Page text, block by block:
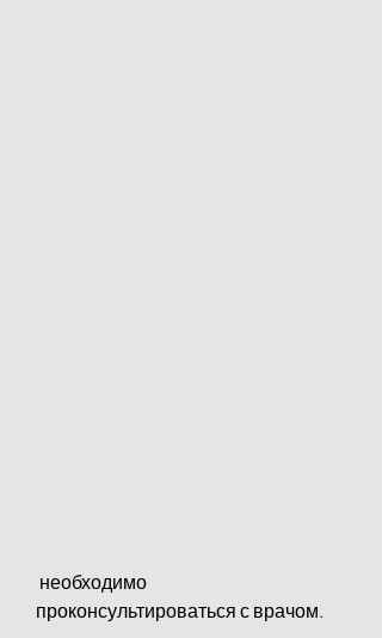
проконсультироваться с врачом.